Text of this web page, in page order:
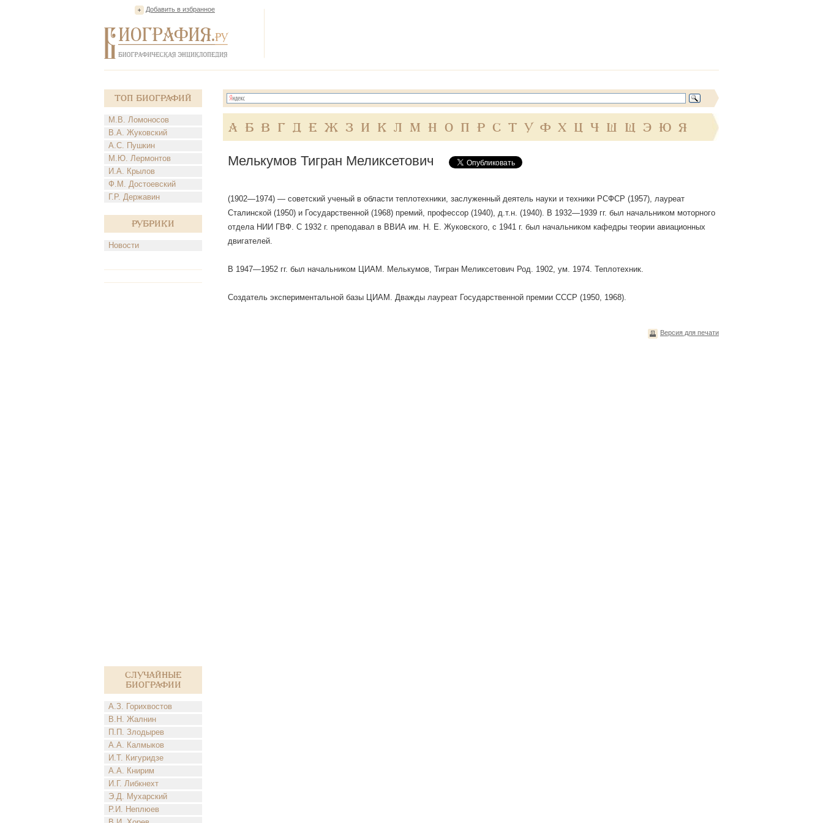
Добавить в избранное
Топ Биографий
М.В. Ломоносов
В.А. Жуковский
А.С. Пушкин
М.Ю. Лермонтов
И.А. Крылов
Ф.М. Достоевский
Г.Р. Державин
Рубрики
Новости
Случайные
биографии
А.З. Горихвостов
В.Н. Жалнин
П.П. Злодырев
А.А. Калмыков
И.Т. Кигуридзе
А.А. Книрим
И.Г. Либкнехт
Э.Д. Мухарский
Р.И. Неплюев
А Б В Г Д Е Ж З И К Л М Н О П Р С Т У Ф Х Ц Ч Ш Щ Э Ю Я
Мелькумов Тигран Меликсетович
(1902—1974) — советский ученый в области теплотехники, заслуженный деятель науки и техники РСФСР (1957), лауреат
Сталинской (1950) и Государственной (1968) премий, профессор (1940), д.т.н. (1940). В 1932—1939 гг. был начальником моторного
отдела НИИ ГВФ. С 1932 г. преподавал в ВВИА им. Н. Е. Жуковского, с 1941 г. был начальником кафедры теории авиационных
двигателей.
В 1947—1952 гг. был начальником ЦИАМ. Мелькумов, Тигран Меликсетович Род. 1902, ум. 1974. Теплотехник.
Создатель экспериментальной базы ЦИАМ. Дважды лауреат Государственной премии СССР (1950, 1968).
Версия для печати